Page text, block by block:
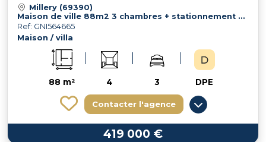
Millery (69390)
Maison de ville 88m2 3 chambres + stationnement + terrasses
Ref: GNI564665
Maison / villa
88 m² 4 3 DPE
Contacter l'agence
419 000 €